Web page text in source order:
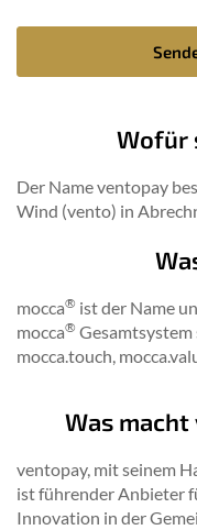
Wofür
Der Name ventopay
Wind (vento) in
mocca® ist der Name
mocca®
mocca.touch,
Was
ventopay, mit seinem
ist führender Anbieter
Innovation in der